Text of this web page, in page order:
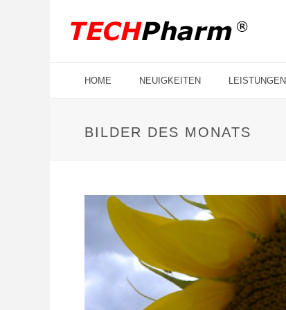
HOME NEUIGKEITEN LEISTUNGEN
BILDER DES MONATS